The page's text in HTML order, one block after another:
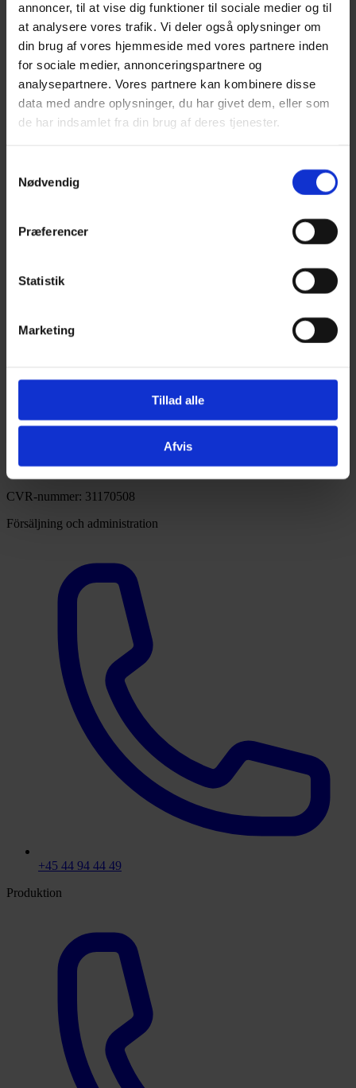
annoncer, til at vise dig funktioner til sociale medier og til
at analysere vores trafik. Vi deler også oplysninger om
din brug af vores hjemmeside med vores partnere inden
for sociale medier, annonceringspartnere og
analysepartnere. Vores partnere kan kombinere disse
data med andre oplysninger, du har givet dem, eller som
de har indsamlet fra din brug af deres tjenester.
Nødvendig
Præferencer
Statistik
Marketing
Tillad alle
Afvis
Vi står redo att assistera dig
Johan Stenfeldt Hansen
Försäljningsansvarig
Kontaktuppgifter
post@mirit.dk
CVR-nummer: 31170508
Försäljning och administration
+45 44 94 44 49
Produktion